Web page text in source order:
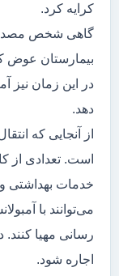
کرایه کرد.
گاهی شخص مصدوم
بیمارستان عوض
در این زمان نیز
دهد.
از آنجایی که
است. تعدادی از
خدمات بهداشتی و
می‌توانند با
رسانی مهیا
اجاره شود.